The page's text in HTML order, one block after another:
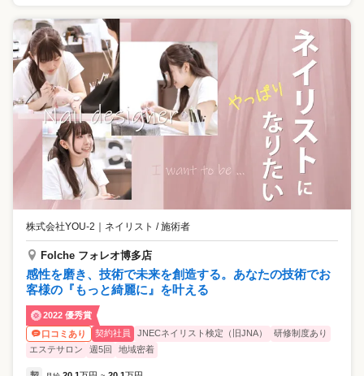
株式会社YOU-2 ｜ ネイリスト / 施術者
Folche フォレオ博多店
感性を磨き、技術で未来を創造する。あなたの技術でお
客様の『もっと綺麗に』を叶える
2022 優秀賞
口コミあり
契約社員 JNECネイリスト検定（旧JNA）
研修制度あり
エステサロン
週5回 地域密着